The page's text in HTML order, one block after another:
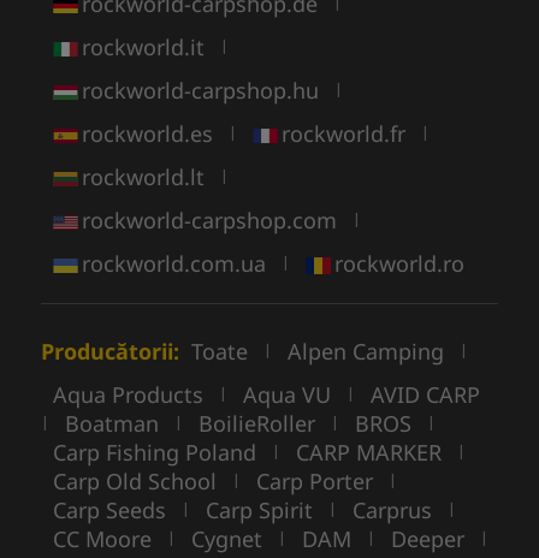
rockworld.it |
rockworld-carpshop.hu |
rockworld.es | rockworld.fr |
rockworld.lt |
rockworld-carpshop.com |
rockworld.com.ua | rockworld.ro
Producătorii: Toate | Alpen Camping |
Aqua Products | Aqua VU | AVID CARP
| Boatman | BoilieRoller | BROS |
Carp Fishing Poland | CARP MARKER |
Carp Old School | Carp Porter |
Carp Seeds | Carp Spirit | Carprus |
CC Moore | Cygnet | DAM | Deeper |